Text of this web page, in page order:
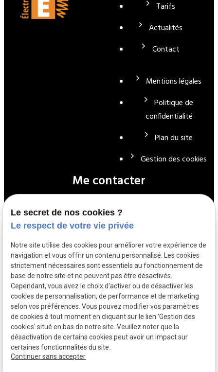
Tarifs
Actualités
Contact
Mentions légales
Politique de
confidentialité
Plan du site
Gestion des cookies
Me contacter
01 39 72 22 90
contact@cle-electricite.fr
35 Avenue Carnot
78700 CONFLANS SAINT HONORINE
Numéro de SIRET :
Le secret de nos cookies ?
Le respect de votre vie privée
Notre site utilise des cookies pour améliorer votre expérience de
navigation et vous offrir un contenu personnalisé. Les cookies
strictement nécessaires sont essentiels au fonctionnement de
base de notre site et ne peuvent pas être désactivés.
Cependant, vous avez le choix d'activer ou de désactiver les
cookies de personnalisation, de performance et de marketing
selon vos préférences. Vous pouvez modifier vos paramètres
de cookies à tout moment en cliquant sur le lien 'Gestion des
cookies' situé en bas de notre site. Veuillez noter que la
désactivation de certains cookies peut avoir un impact sur
certaines fonctionnalités du site.
Continuer sans accepter